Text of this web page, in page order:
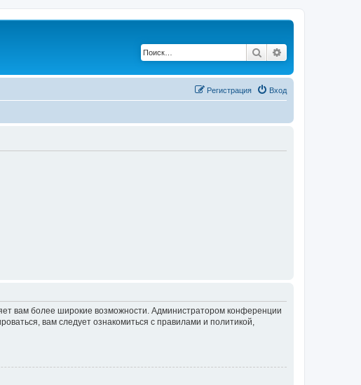
Поиск
Вход
Регистрация
вам более широкие возможности. Администратором конференции
вам следует ознакомиться с правилами и политикой,